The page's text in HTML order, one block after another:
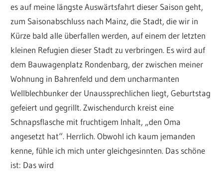
es auf meine längste Auswärtsfahrt dieser Saison geht,
zum Saisonabschluss nach Mainz, die Stadt, die wir in
Kürze bald alle überfallen werden, auf einem der letzten
kleinen Refugien dieser Stadt zu verbringen. Es wird auf
dem Bauwagenplatz Rondenbarg, der zwischen meiner
Wohnung in Bahrenfeld und dem uncharmanten
Wellblechbunker der Unaussprechlichen liegt, Geburtstag
gefeiert und gegrillt. Zwischendurch kreist eine
Schnapsflasche mit fruchtigem Inhalt, „den Oma
angesetzt hat“. Herrlich. Obwohl ich kaum jemanden
kenne, fühle ich mich unter gleichgesinnten. Das schöne
ist: Das wird